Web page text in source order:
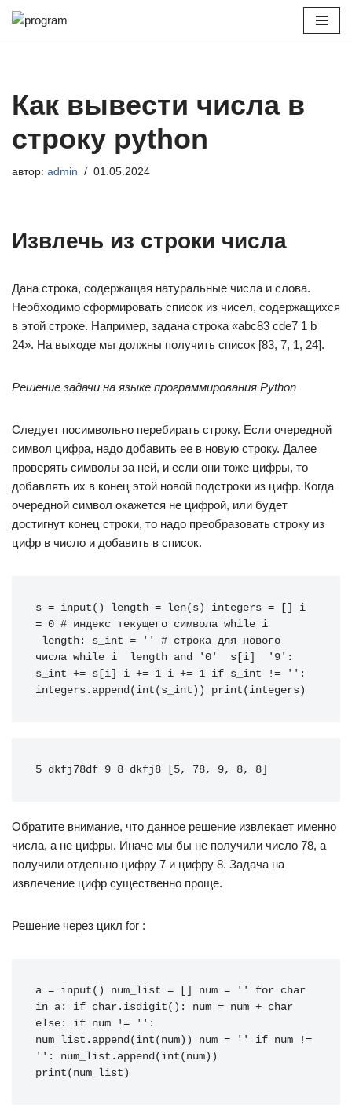
Как вывести числа в
строку python
автор: admin 01.05.2024
Извлечь из строки числа
Дана строка, содержащая натуральные числа и слова.
Необходимо сформировать список из чисел, содержащихся
в этой строке. Например, задана строка «abc83 cde7 1 b
24». На выходе мы должны получить список [83, 7, 1, 24].
Решение задачи на языке программирования Python
Следует посимвольно перебирать строку. Если очередной
символ цифра, надо добавить ее в новую строку. Далее
проверять символы за ней, и если они тоже цифры, то
добавлять их в конец этой новой подстроки из цифр. Когда
очередной символ окажется не цифрой, или будет
достигнут конец строки, то надо преобразовать строку из
цифр в число и добавить в список.
s = input () length = len( s ) integers =
i
= 0 # индекс текущего символа while i
length : s_int = ''
# строка для нового
числа while i length and '0' s i '9' :
s_int += s i i += 1 i += 1 if s_int != '' :
integers . append( int ( s_int )) print ( integers )
5 dkfj78df 9 8 dkfj8 [5, 78, 9, 8, 8]
Обратите внимание, что данное решение извлекает именно
числа, а не цифры. Иначе мы бы не получили число 78, а
получили отдельно цифру 7 и цифру 8. Задача на
извлечение цифр существенно проще.
Решение через цикл for :
a = input () num_list = num = '' for char
in a : if char . isdigit (): num = num + char
else : if num != '' :
num_list . append( int ( num )) num = '' if num
!=
'' : num_list . append( int ( num ))
print ( num_list )